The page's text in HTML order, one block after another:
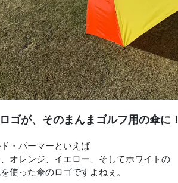
ゴが、そのまんまゴルフ用の傘に！
・パーマーといえば
オレンジ、イエロー、そしてホワイトの
使った傘のロゴですよねぇ。